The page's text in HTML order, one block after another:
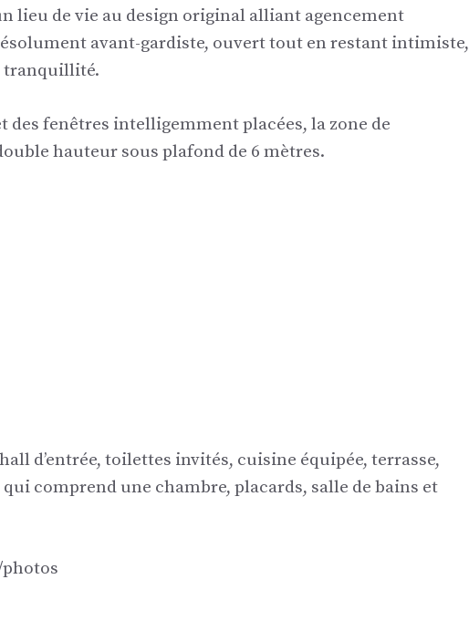
lieu de vie au design original alliant agencement
avant-gardiste, ouvert tout en restant intimiste,
tranquillité.
des fenêtres intelligemment placées, la zone de
hauteur sous plafond de 6 mètres.
d’entrée, toilettes invités, cuisine équipée, terrasse,
comprend une chambre, placards, salle de bains et